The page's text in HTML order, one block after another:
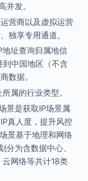
并发。
营商以及虚拟运营
独享专用通道。
地址查询归属地信
中国地区（不含
数据。
属的行业类型。
景是获取IP场景属
真人度，提升风控
景基于地理和网络
分为含数据中心、
网络等共计18类